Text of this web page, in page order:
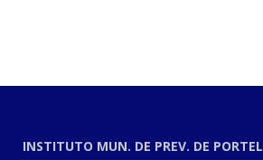
INSTITUTO MUN. DE PREV. DE PORTEL